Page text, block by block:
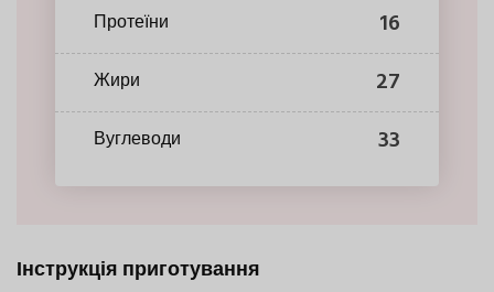
Протеїни 16
Жири 27
Вуглеводи 33
Інструкція приготування